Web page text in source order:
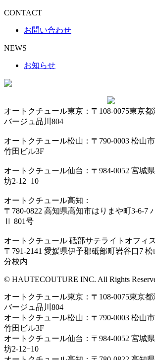
CONTACT
お問い合わせ
NEWS
お知らせ
オートクチュール東京：〒108-0075東京都
バージュ品川804
オートクチュール松山：〒790-0003 松山
竹田ビル3F
オートクチュール仙台：〒984-0052 宮城
坊2-12−10
オートクチュール高知：
〒780-0822 高知県高知市はりまや町3-6-7
Ⅱ 801号
オートクチュール 砥部サテライトオフィス
〒791-2141 愛媛県伊予郡砥部町岩谷口7
分校内
© HAUTECOUTURE INC. All Rights
オートクチュール東京：〒108-0075東京都
バージュ品川804
オートクチュール松山：〒790-0003 松山
竹田ビル3F
オートクチュール仙台：〒984-0052 宮城
坊2-12−10